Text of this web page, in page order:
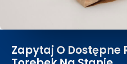
Zapytaj O Dostępne